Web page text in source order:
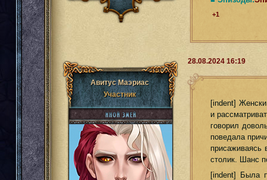
+1
28.08.2024 16:19
Авитус Маэриас
Участник
[indent]
и
говорил
поведала
присаживаясь
столик. Шанс
[indent] Была